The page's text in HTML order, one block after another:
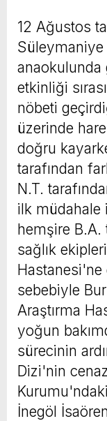
12 Ağustos
anaokulunda
etkinliği
nöbeti
üzerinde
doğru
tarafından
N.T.
ilk müdahale
hemşire B.A.
sağlık
sebebiyle
Araştırma
yoğun
sürecinin
Dizi'nin
İnegöl